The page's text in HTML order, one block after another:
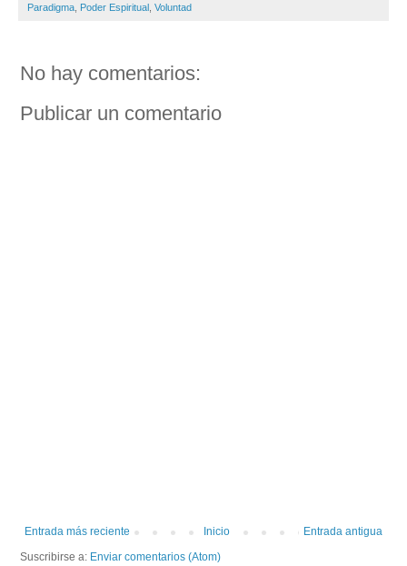
Paradigma Poder Espiritual Voluntad
No hay comentarios:
Publicar un comentario
Entrada más reciente Entrada antigua
Inicio
Suscribirse a: Enviar comentarios (Atom)